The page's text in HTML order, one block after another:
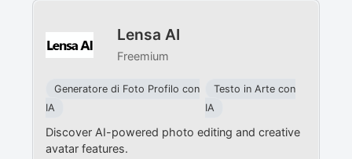
Lensa AI
Freemium
Generatore di Foto Profilo con
IA
Testo in Arte con
IA
Discover AI-powered photo editing and creative
avatar features.